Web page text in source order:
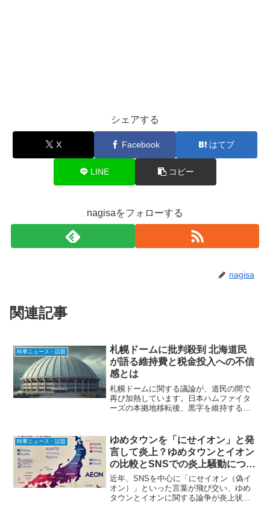
シェアする
X Facebook はてブ
LINE コピー
nagisaをフォローする
nagisa
関連記事
時事ニュース・話題
札幌ドームに批判殺到 北海道民
が語る維持費と税金投入への不信
感とは
札幌ドームに関する議論が、道民の間で
再び加熱しています。日本ハムファイタ
ーズの本拠地移転後、黒字を維持するた
す。この記事では、動画で取り上げられ
た道民の率直な声をもとに...
時事ニュース・話題
ゆめタウンを「にせイオン」と発
言して炎上？ゆめタウンとイオン
の比較とSNSでの炎上騒動につい
て
近年、SNSを中心に「にせイオン（偽イ
オン）」といった言葉が飛び交い、ゆめ
タウンとイオンに関する論争が炎上状態